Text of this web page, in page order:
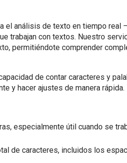
análisis de texto en tiempo real
trabajan con textos. Nuestro
permitiéndote comprender
de contar caracteres y
y hacer ajustes de manera
especialmente útil cuando se
de caracteres, incluidos los